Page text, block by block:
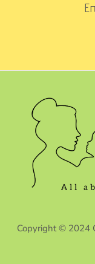
Copyright © 2024